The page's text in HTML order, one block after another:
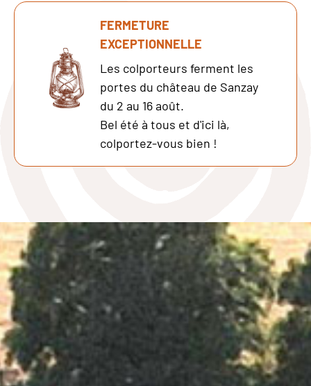
FERMETURE
EXCEPTIONNELLE
Les colporteurs ferment les
portes du château de Sanzay
du 2 au 16 août.
Bel été à tous et d'ici là,
colportez-vous bien !